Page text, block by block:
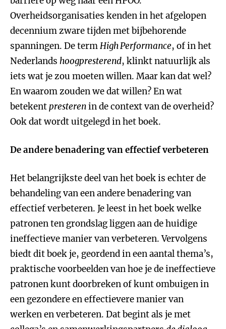
Overheidsorganisaties kenden in het afgelopen
decennium zware tijden met bijbehorende
spanningen. De termHigh Performance, of in het
Nederlands hoogpresterend, klinkt natuurlijk als
iets wat je zou moeten willen. Maar kan dat wel?
En waarom zouden we dat willen? En wat
betekentpresterenin de context van de overheid?
Ook dat wordt uitgelegd in het boek.
De andere benadering van effectief verbeteren
Het belangrijkste deel van het boek is echter de
behandeling van een andere benadering van
effectief verbeteren. Je leest in het boek welke
patronen ten grondslag liggen aan de huidige
ineffectieve manier van verbeteren. Vervolgens
biedt dit boek je, geordend in een aantal thema’s,
praktische voorbeelden van hoe je de ineffectieve
patronen kunt doorbreken of kunt ombuigen in
een gezondere en effectievere manier van
werken en verbeteren. Dat begint als je met